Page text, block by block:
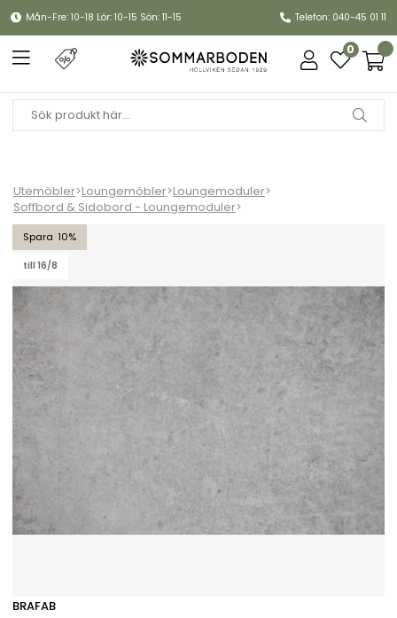
Mån-Fre: 10-18 Lör: 10-15 Sön: 11-15 Telefon: 040-45 01 11
0
Utemöbler>Loungemöbler>Loungemoduler>
Soffbord & Sidobord - Loungemoduler>
10
till 16/8
Talance bordsskiva laminat 80x80 - grå betonglook
BRAFAB